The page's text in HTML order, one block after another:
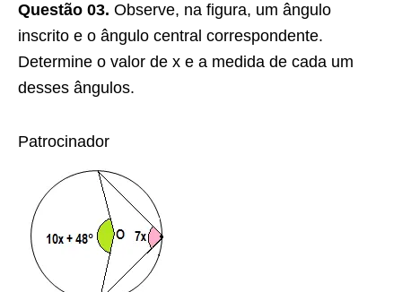
Questão 03. Observe, na figura, um ângulo
inscrito e o ângulo central correspondente.
Determine o valor de x e a medida de cada um
desses ângulos.
Patrocinador